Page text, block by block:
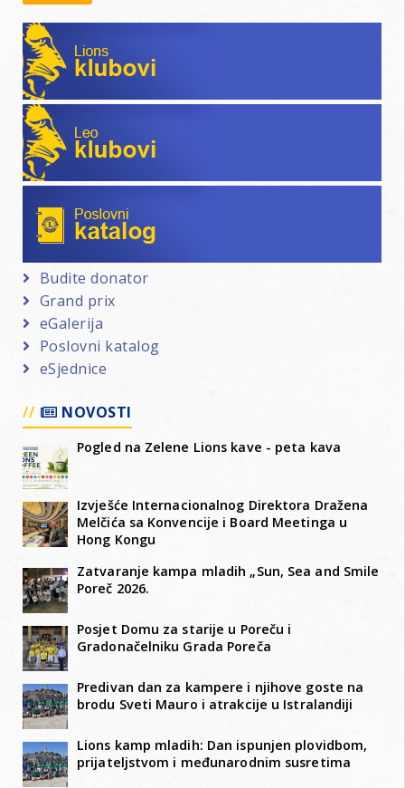
Lions klubovi
Leo klubovi
Budite donator
Grand prix
eGalerija
Poslovni katalog
eSjednice
NOVOSTI
Pogled na Zelene Lions kave - peta kava
Izvješće Internacionalnog Direktora Dražena
Melčića sa Konvencije i Board Meetinga u
Hong Kongu
Zatvaranje kampa mladih „Sun, Sea and Smile
Poreč 2026.
Posjet Domu za starije u Poreču i
Gradonačelniku Grada Poreča
Predivan dan za kampere i njihove goste na
brodu Sveti Mauro i atrakcije u Istralandiji
Lions kamp mladih: Dan ispunjen plovidbom,
prijateljstvom i međunarodnim susretima